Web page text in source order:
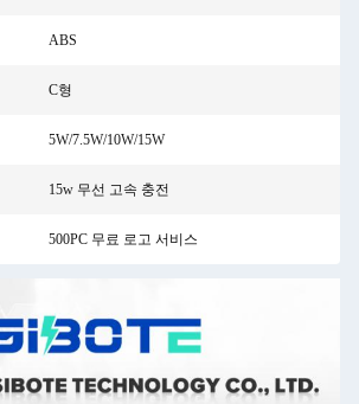
ABS
C형
5W/7.5W/10W/15W
15w 무선 고속 충전
500PC 무료 로고 서비스